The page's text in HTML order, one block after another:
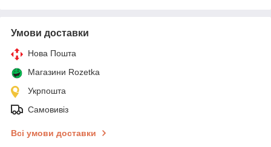
Умови доставки
Нова Пошта
Магазини Rozetka
Укрпошта
Самовивіз
Всі умови доставки